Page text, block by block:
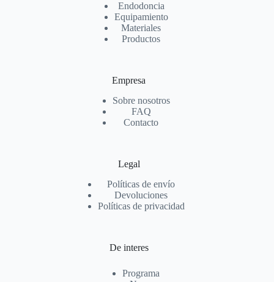
Endodoncia
Equipamiento
Materiales
Productos
Empresa
Sobre nosotros
FAQ
Contacto
Legal
Políticas de envío
Devoluciones
Políticas de privacidad
De interes
Programa